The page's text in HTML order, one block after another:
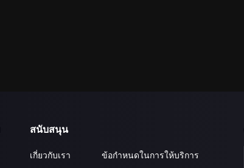
สนับสนุน
เกี่ยวกับเรา
ข้อกำหนดในการให้บริการ